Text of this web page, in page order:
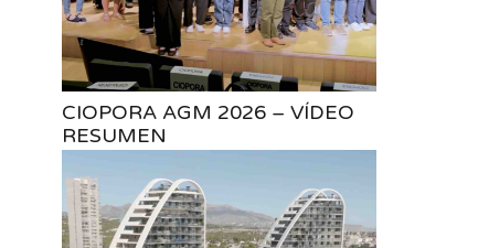
CIOPORA AGM 2026 – VÍDEO
RESUMEN